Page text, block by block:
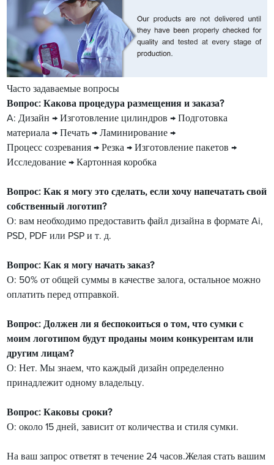
Часто задаваемые вопросы
Вопрос: Какова процедура размещения и заказа?
A: Дизайн → Изготовление цилиндров → Подготовка
материала → Печать → Ламинирование →
Процесс созревания → Резка → Изготовление пакетов →
Исследование → Картонная коробка
Вопрос: Как я могу это сделать, если хочу напечатать свой
собственный логотип?
О: вам необходимо предоставить файл дизайна в формате Ai,
PSD, PDF или PSP и т. д.
Вопрос: Как я могу начать заказ?
О: 50% от общей суммы в качестве залога, остальное можно
оплатить перед отправкой.
Вопрос: Должен ли я беспокоиться о том, что сумки с
моим логотипом будут проданы моим конкурентам или
другим лицам?
О: Нет. Мы знаем, что каждый дизайн определенно
принадлежит одному владельцу.
Вопрос: Каковы сроки?
О: около 15 дней, зависит от количества и стиля сумки.
На ваш запрос ответят в течение 24 часов.Желая стать вашим